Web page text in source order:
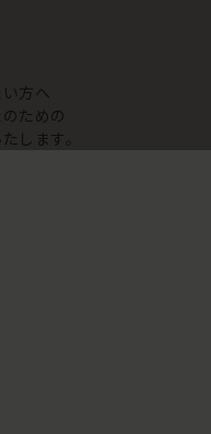
方へ
ための
します。